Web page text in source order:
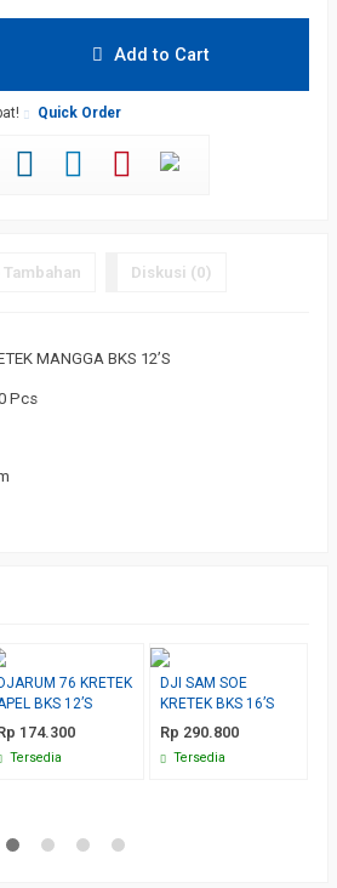
Add to Cart
Quick Order
Diskusi (0)
MANGGA BKS 12’S
Pcs
DJARUM 76 KRETEK
BKS 12’S
174.300
Tersedia
DJI SAM SOE
KRETEK BKS 16’S
Rp 290.800
Tersedia